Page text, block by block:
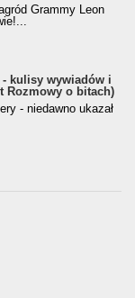
Grammy Leon
- kulisy wywiadów i
Rozmowy o bitach)
- niedawno ukazał